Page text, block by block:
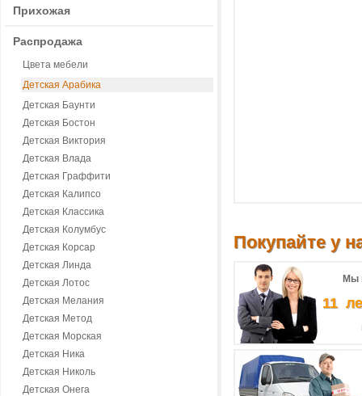
Прихожая
Распродажа
Цвета мебели
Детская Арабика
Детская Баунти
Детская Бостон
Детская Виктория
Детская Влада
Детская Граффити
Детская Калипсо
Детская Классика
Детская Колумбус
Детская Корсар
Детская Линда
Детская Лотос
Детская Мелания
Детская Метод
Детская Морская
Детская Ника
Детская Николь
Детская Онега
Покупайте у
Мы
11